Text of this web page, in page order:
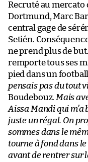
Recruté au mercato
Dortmund, Marc
central gage de
Setién.
ne prend plus de
remporte tous ses
pied dans un
pensais pas du tout
Boudebouz. Mais
Aissa Mandi qui m’a
juste un régal. On
sommes dans le
tourne à fond dans
avant de rentrer sur